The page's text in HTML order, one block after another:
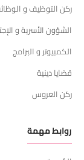
ركن التوظيف و
الشؤون الأسرية و
الكمبيوتر و البرامج
قضايا دينية
ركن العروس
روابط مهمة